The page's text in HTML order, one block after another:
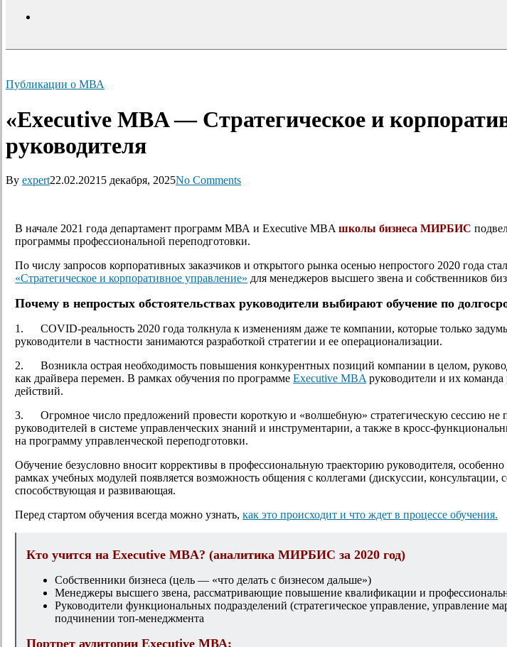
Публикации о МВА
«Executive MBA — Стратегическое и
руководителя
By expert22.02.2021 5 декабря, 2025No Comments
В начале 2021 года департамент программ МВА и Executive MBAшколы бизнеса МИРБИС
программы профессиональной переподготовки.
По числу запросов корпоративных заказчиков и открытого рынка осенью непростого 2020 года
«Стратегическое и корпоративное управление» для менеджеров высшего звена и собственников
Почему в непростых обстоятельствах руководители выбирают обучение по
1. COVID-реальность 2020 года толкнула к изменениям даже те компании, которые только
руководители в частности занимаются разработкой стратегии и ее операционализации.
2. Возникла острая необходимость повышения конкурентных позиций компании в целом,
как драйвера перемен. В рамках обучения по программеExecutive MBA руководители и их
действий.
3. Огромное число предложений провести короткую и «волшебную» стратегическую сессию не
руководителей в системе управленческих знаний и инструментарии, а также в кросс-
на программу управленческой переподготовки.
Обучение безусловно вносит коррективы в профессиональную траекторию руководителя,
рамках учебных модулей появляется возможность общения с коллегами (дискуссии, консультации,
способствующая и развивающая.
Перед стартом обучения всегда можно узнать,как это происходит и что ждет в процессе обучения.
Кто учится наExecutive MBA? (аналитика МИРБИС за 2020 год)
Собственники бизнеса (цель — «что делать с бизнесом дальше»)
Менеджеры высшего звена, рассматривающие повышение квалификации и
Руководители функциональных подразделений (стратегическое управление, управление
подчинении топ-менеджмента
Портрет аудиторииExecutive МВА: